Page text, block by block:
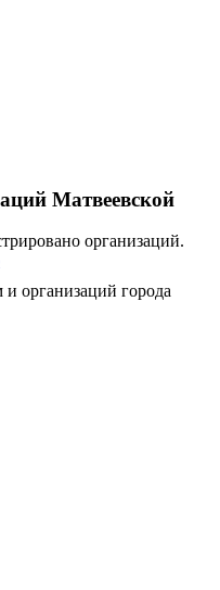
Матвеевской
организаций.
организаций города